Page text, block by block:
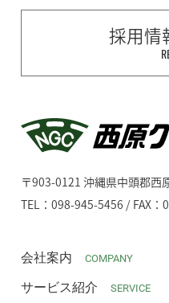
採用情
〒903-0121 沖縄県中頭郡西
TEL：098-945-5456 / FAX：
会社案内 COMPANY
サービス紹介 SERVICE